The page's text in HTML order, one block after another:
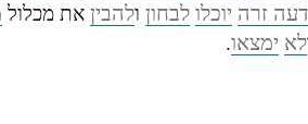
זרה יוכלו לבחוןולהביןאת מכלול
לא ימצאו.